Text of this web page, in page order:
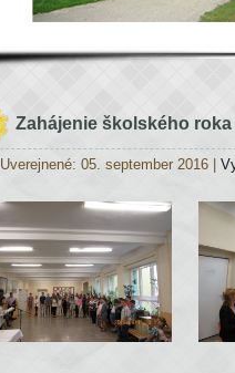
Zahájenie školského roka
Uverejnené: 05. september 2016